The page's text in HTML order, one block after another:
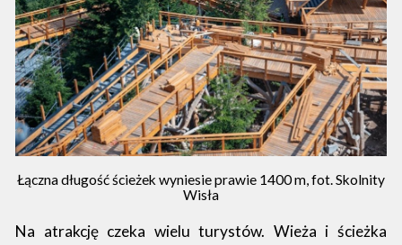
Łączna długość ścieżek wyniesie prawie 1400 m, fot. Skolnity
Wisła
Na atrakcję czeka wielu turystów. Wieża i ścieżka